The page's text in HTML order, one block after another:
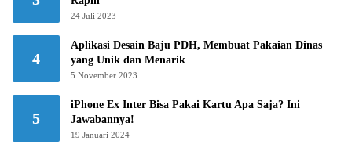
24 Juli 2023
4
Aplikasi Desain Baju PDH, Membuat Pakaian Dinas
yang Unik dan Menarik
5 November 2023
5
iPhone Ex Inter Bisa Pakai Kartu Apa Saja? Ini
Jawabannya!
19 Januari 2024